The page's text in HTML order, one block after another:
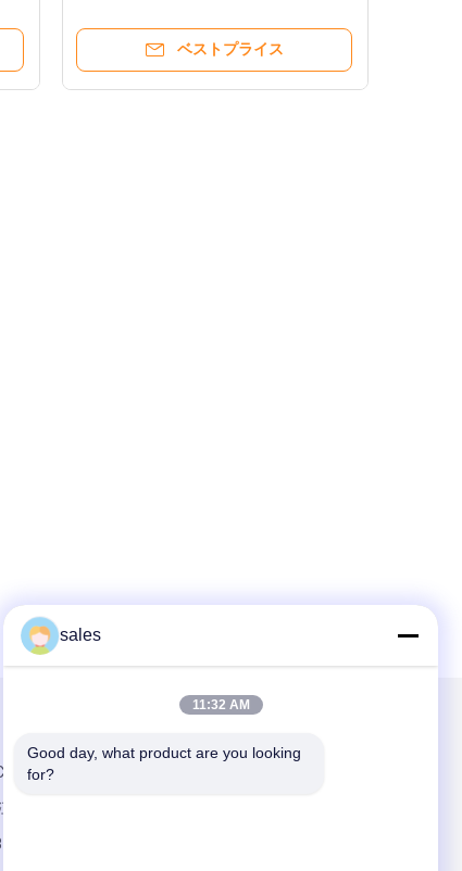
ベストプライス
の
、中国
sales
11:32 AM
Good day, what product are you looking
for?